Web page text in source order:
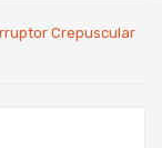
Crepuscular